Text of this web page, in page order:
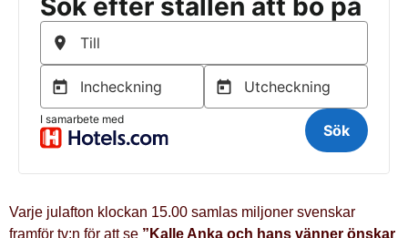
Varje julafton klockan 15.00 samlas miljoner svenskar
framför tv:n för att se ”Kalle Anka och hans vänner önskar